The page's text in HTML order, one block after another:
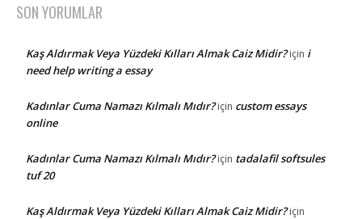
SON YORUMLAR
Kaş Aldırmak Veya Yüzdeki Kılları Almak Caiz Midir?için i
need help writing a essay
Kadınlar Cuma Namazı Kılmalı Mıdır?için custom essays
online
Kadınlar Cuma Namazı Kılmalı Mıdır?için tadalafil softsules
tuf 20
Kaş Aldırmak Veya Yüzdeki Kılları Almak Caiz Midir?için